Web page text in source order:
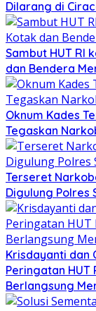
Dilarang di
Sambut HUT RI
dan Bendera
Oknum Kades
Tegaskan
Terseret
Digulung Polres
Krisdayanti dan
Peringatan HUT
Berlangsung